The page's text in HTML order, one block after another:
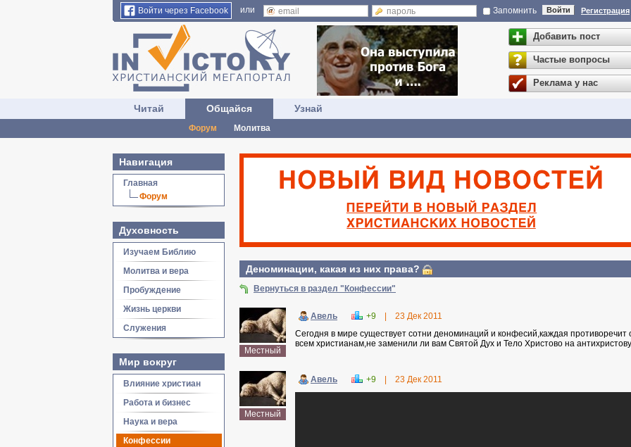
Войти через Facebook или Запомнить Войти Регистрация
Добавить пост
Частые вопросы
Реклама у нас
Читай Общайся
Форум Молитва
Узнай
Навигация
Главная
Форум
Духовность
Изучаем Библию
Молитва и вера
Пробуждение
Жизнь церкви
Служения
Мир вокруг
Влияние христиан
Работа и бизнес
Наука и вера
Конфессии
Деноминации, какая из них права?
Вернуться в раздел "Конфессии"
Местный
Авель +9
23 Дек 2011
Сегодня в мире существует сотни деноминаций и конфесий,каждая
всем христианам,не заменили ли вам Святой Дух и Тело Христово на
Местный
Авель +9 23 Дек 2011